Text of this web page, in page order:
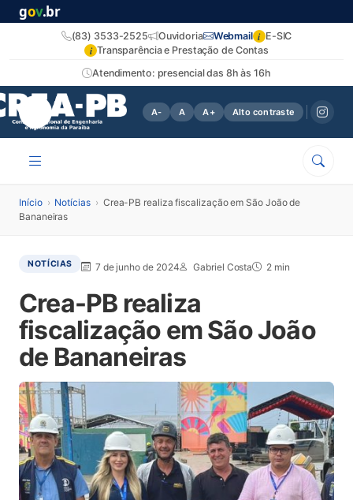
gov.br
Atendimento: presencial das 8h às 16h
(83) 3533-2525 Ouvidoria Webmail i E-SIC
i Transparência e Prestação de Contas
A- A A+ Alto contraste
Início › Notícias › Crea-PB realiza fiscalização em São João de
Bananeiras
NOTÍCIAS 7 de junho de 2024 Gabriel Costa 2 min
Crea-PB realiza
fiscalização em São João
de Bananeiras